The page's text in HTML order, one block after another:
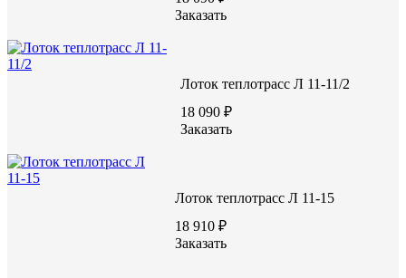
Характеристики:
Высота (H), мм
Марка бетона
1100
Заказать
Лоток теплотрасс Л 11-11/2
18 090 ₽
Заказать
Лоток теплотрасс Л 11-15
18 910 ₽
Заказать